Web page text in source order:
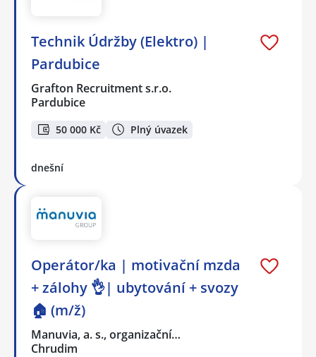
Technik Údržby (Elektro) |
Pardubice
Grafton Recruitment s.r.o.
Pardubice
50 000 Kč Plný úvazek
dnešní
Operátor/ka | motivační mzda
+ zálohy 👌| ubytování + svozy
🏠 (m/ž)
Manuvia, a. s., organizační…
Chrudim